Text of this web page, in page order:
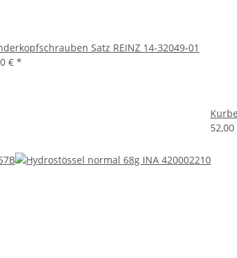
Satz REINZ 14-32049-01
€ *
52,00